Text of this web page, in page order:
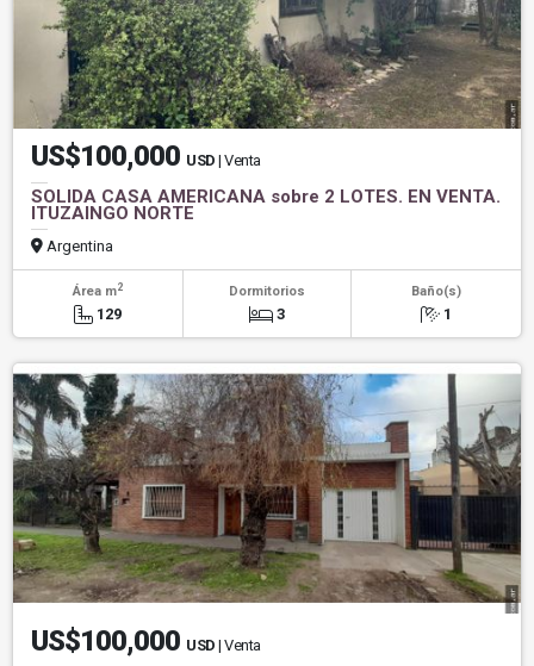
US$100,000 USD | Venta
SOLIDA CASA AMERICANA sobre 2 LOTES. EN VENTA.
ITUZAINGO NORTE
Argentina
Área m2
129
Dormitorios
3
Baño(s)
1
US$100,000 USD | Venta